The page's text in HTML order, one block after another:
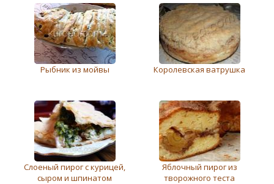
Рыбник из мойвы Королевская ватрушка
Слоеный пирог с курицей,
сыром и шпинатом
Яблочный пирог из
творожного теста